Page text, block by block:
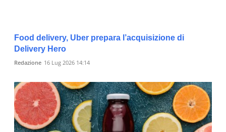
Food delivery, Uber prepara l’acquisizione di
Delivery Hero
Redazione 16 Lug 2026 14:14